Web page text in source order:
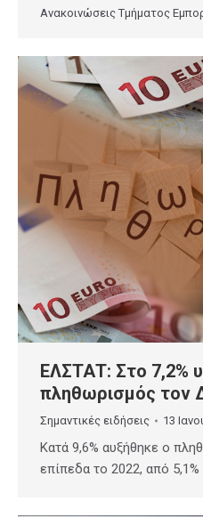
Ανακοινώσεις Τμήματος
ΕΛΣΤΑΤ: Στο 7,2%
πληθωρισμός τον
Σημαντικές ειδήσεις 13
Κατά 9,6% αυξήθηκε ο
επίπεδα το 2022, από